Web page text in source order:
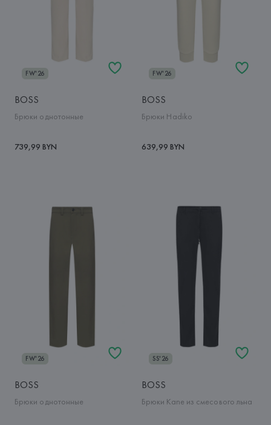
FW'26
BOSS
Брюки однотонные
739,99 BYN
FW'26
BOSS
Брюки Hadiko
639,99 BYN
FW'26
BOSS
Брюки однотонные
SS'26
BOSS
Брюки Kane из смесового льна